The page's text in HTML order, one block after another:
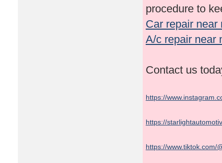
procedure to
Car repair near
A/c repair near
Contact us
https://
https://
https://www.tiktok.com/